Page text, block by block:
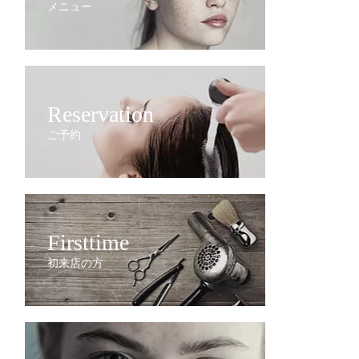
メニュー
Reservation
ご予約
Firsttime
初来店の方